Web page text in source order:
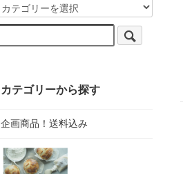
カテゴリーから探す
企画商品！送料込み